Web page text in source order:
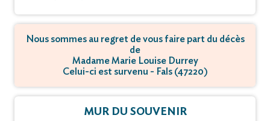
Nous sommes au regret de vous faire part du décès
de
Madame Marie Louise Durrey
Celui-ci est survenu - Fals (47220)
MUR DU SOUVENIR